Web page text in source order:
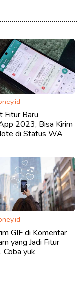
Fitur Baru
2023, Bisa Kirim
di Status WA
GIF di Komentar
yang Jadi Fitur
Coba yuk